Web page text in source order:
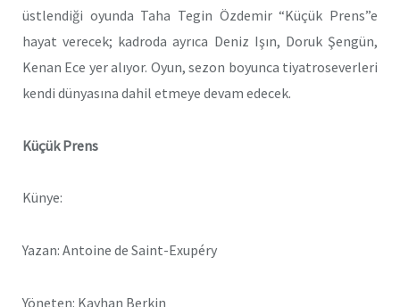
üstlendiği oyunda Taha Tegin Özdemir “Küçük Prens”e
hayat verecek; kadroda ayrıca Deniz Işın, Doruk Şengün,
Kenan Ece yer alıyor. Oyun, sezon boyunca tiyatroseverleri
kendi dünyasına dahil etmeye devam edecek.
Küçük Prens
Künye:
Yazan: Antoine de Saint-Exupéry
Yöneten: Kayhan Berkin